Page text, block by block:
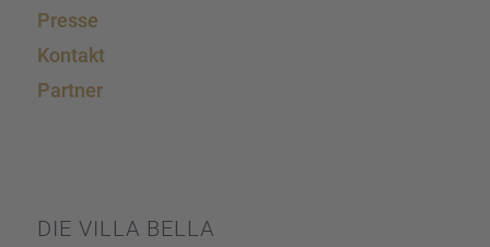
Presse
Kontakt
Partner
DIE VILLA BELLA